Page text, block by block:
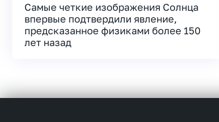
Самые четкие изображения Солнца
впервые подтвердили явление,
предсказанное физиками более 150
лет назад